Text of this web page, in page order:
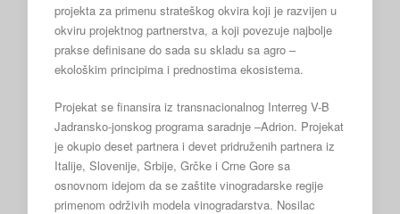
projekta za primenu strateškog okvira koji je razvijen u
okviru projektnog partnerstva, a koji povezuje najbolje
prakse definisane do sada su skladu sa agro –
ekološkim principima i prednostima ekosistema.
Projekat se finansira iz transnacionalnog Interreg V-B
Jadransko-jonskog programa saradnje –Adrion. Projekat
je okupio deset partnera i devet pridruženih partnera iz
Italije, Slovenije, Srbije, Grčke i Crne Gore sa
osnovnom idejom da se zaštite vinogradarske regije
primenom održivih modela vinogradarstva. Nosilac